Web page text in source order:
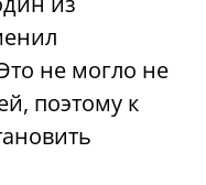
не могло не
поэтому к